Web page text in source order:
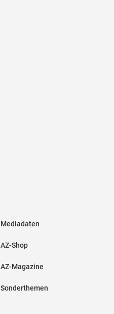
Mediadaten
AZ-Shop
AZ-Magazine
Sonderthemen